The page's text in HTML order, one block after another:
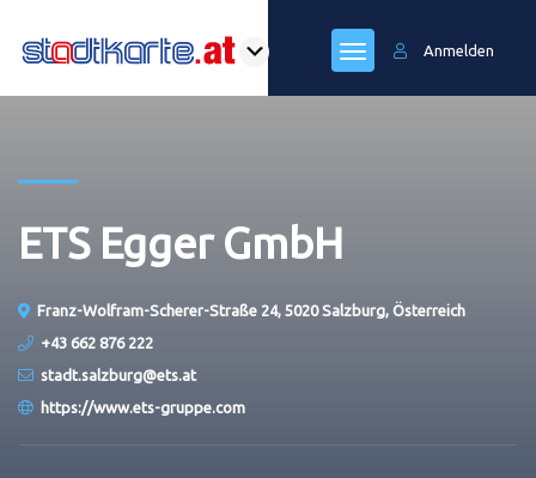
Anmelden
ETS Egger GmbH
Franz-Wolfram-Scherer-Straße 24, 5020 Salzburg, Österreich
+43 662 876 222
stadt.salzburg@ets.at
https://www.ets-gruppe.com